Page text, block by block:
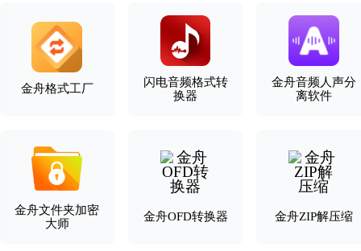
金舟格式工厂
闪电音频格式转
换器
金舟音频人声分
离软件
金舟文件夹加密
大师
金舟OFD转换器 金舟ZIP解压缩